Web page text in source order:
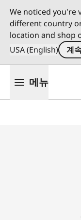
We noticed you're
different country
location and shop
USA (English)
계
메뉴